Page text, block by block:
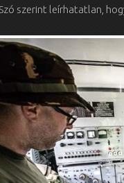
szerint leírhatatlan,